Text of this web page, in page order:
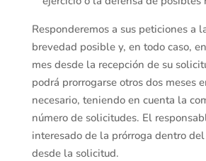
Responderemos a sus peticiones a
brevedad posible y, en todo caso,
mes desde la recepción de su
podrá prorrogarse otros dos meses
necesario, teniendo en cuenta la
número de solicitudes. El
interesado de la prórroga dentro
desde la solicitud.